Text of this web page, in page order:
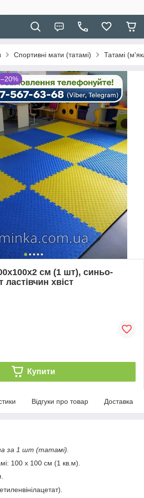
Спортивні мати (татамі) Татамі
–20%
см (1 шт), синьо-
хвіст
Купити
Відгуки про товар Доставка
за 1 шт (татамі).
100 х 100 см (1 кв.м).